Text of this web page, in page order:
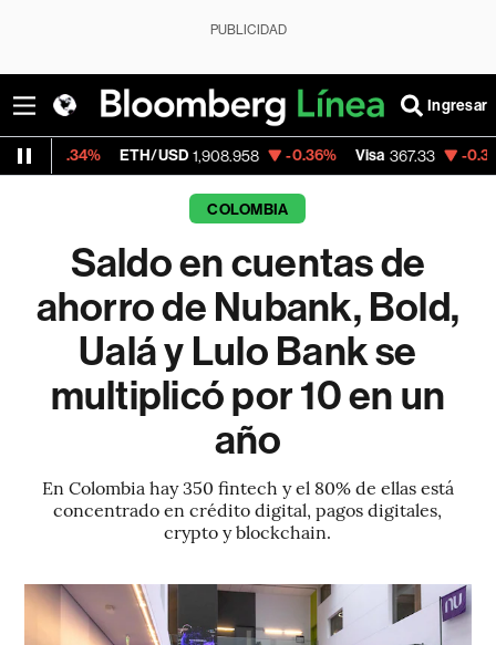
PUBLICIDAD
Ingresar
ETH/USD 1,908.958 -0.36% Visa 367.33 -0.33%
COLOMBIA
Saldo en cuentas de
ahorro de Nubank, Bold,
Ualá y Lulo Bank se
multiplicó por 10 en un
año
En Colombia hay 350 fintech y el 80% de ellas está
concentrado en crédito digital, pagos digitales,
crypto y blockchain.